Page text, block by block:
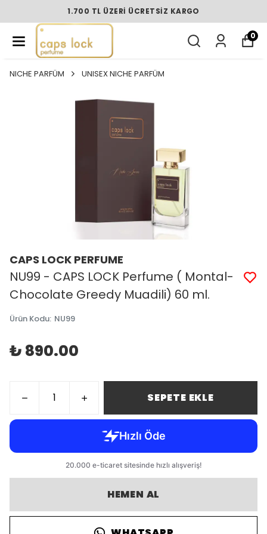
1.700 TL ÜZERI ÜCRETSIZ KARGO
0
NICHE PARFÜM UNISEX NICHE PARFÜM
CAPS LOCK PERFUME
NU99 - CAPS LOCK Perfume ( Montal-
Chocolate Greedy Muadili) 60 ml.
Ürün Kodu: NU99
₺ 890.00
SEPETE EKLE
HEMEN AL